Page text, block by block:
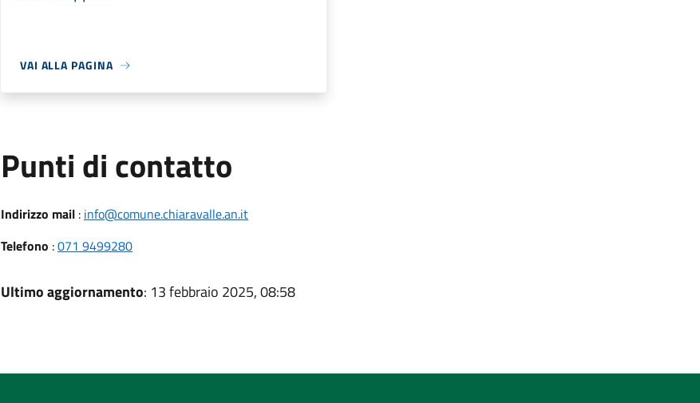
VAI ALLA PAGINA
Punti di contatto
Indirizzo mail: info@comune.chiaravalle.an.it
Telefono :071 9499280
Ultimo aggiornamento: 13 febbraio 2025, 08:58